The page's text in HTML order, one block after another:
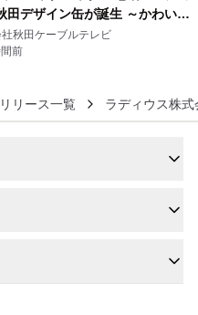
田デザイン缶が誕生 ～かわいい
の子犬と秋田の四季と名所を巡
ケージ～ 9月1日(火)秋田県内で
秋田ケーブルテレビ
前
リース一覧 ラディウス株式